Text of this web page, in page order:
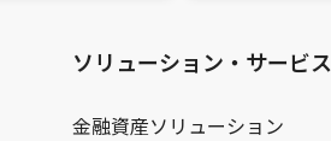
ソリューション・サービス
金融資産ソリューション